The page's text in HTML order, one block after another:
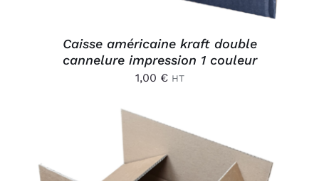
Caisse américaine kraft double
cannelure impression 1 couleur
1,00 € HT